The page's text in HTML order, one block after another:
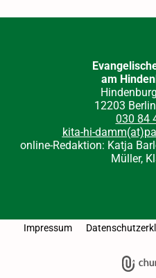
am
12203
030 84
kita-hi-
online-Redaktion: Katja
Müller,
Impressum